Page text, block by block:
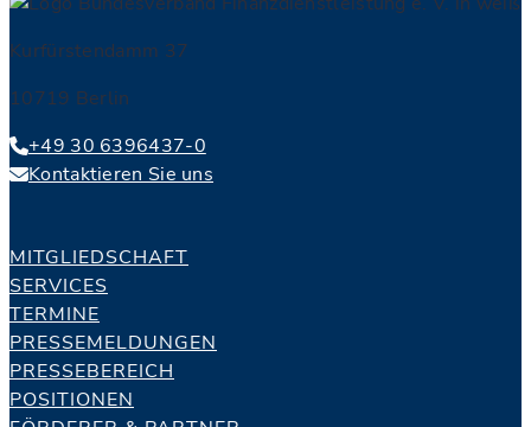
Kurfürstendamm 37
10719 Berlin
+49 30 6396437-0
Kontaktieren Sie uns
MITGLIEDSCHAFT
SERVICES
TERMINE
PRESSEMELDUNGEN
PRESSEBEREICH
POSITIONEN